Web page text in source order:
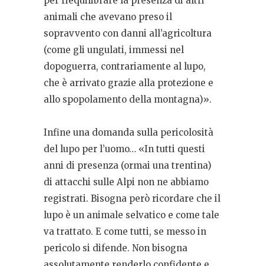
animali che avevano preso il
sopravvento con danni all’agricoltura
(come gli ungulati, immessi nel
dopoguerra, contrariamente al lupo,
che è arrivato grazie alla protezione e
allo spopolamento della montagna)».
Infine una domanda sulla pericolosità
del lupo per l’uomo… «In tutti questi
anni di presenza (ormai una trentina)
di attacchi sulle Alpi non ne abbiamo
registrati. Bisogna però ricordare che il
lupo è un animale selvatico e come tale
va trattato. E come tutti, se messo in
pericolo si difende. Non bisogna